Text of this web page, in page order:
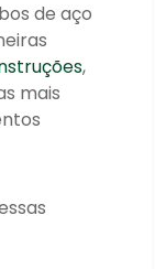
de aço
,
mais